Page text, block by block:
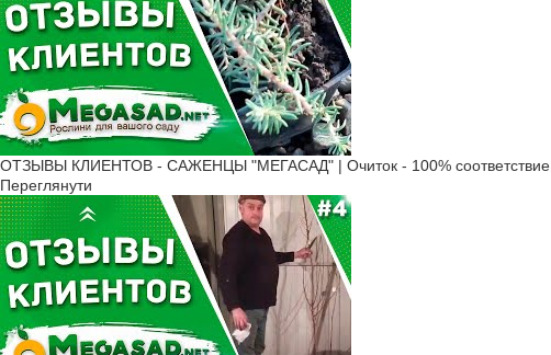
ОТЗЫВЫ КЛИЕНТОВ - САЖЕНЦЫ "МЕГАСАД" | Очиток - 100% соответствие
Переглянути